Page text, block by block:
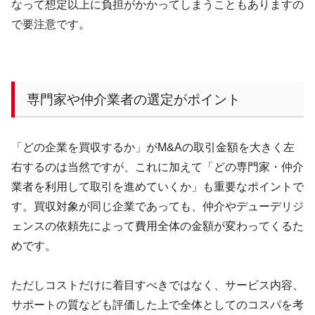
なって想定以上に負担がかかってしまうこともありますの
で要注意です。
専門家や仲介業者の選定がポイント
「どの企業を買収するか」がM&Aの取引金額を大きく左
右するのは当然ですが、これに加えて「どの専門家・仲介
業者を利用して取引を進めていくか」も重要なポイントで
す。買収対象が同じ企業であっても、仲介やデューデリジ
ェンスの依頼先によって費用全体の金額が変わってくるた
めです。
ただしコストだけに着目すべきではなく、サービス内容、
サポートの質なども評価した上で全体としてのコスパを考